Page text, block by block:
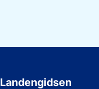
Landengidsen